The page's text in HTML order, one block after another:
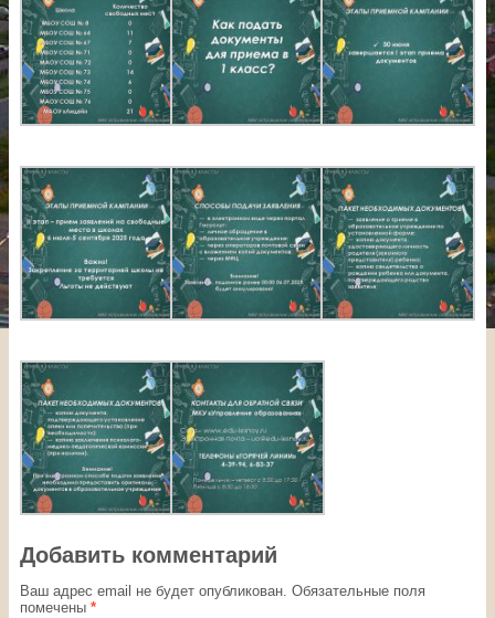
Добавить комментарий
Ваш адрес email не будет опубликован. Обязательные поля
помечены *